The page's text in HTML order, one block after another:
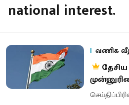
national interest.
வணிக